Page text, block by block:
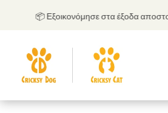
📦 Εξοικονόμησε στα έξοδα αποστολής